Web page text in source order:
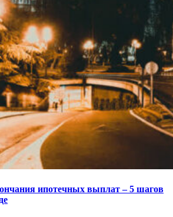
ипотечных выплат – 5 шагов